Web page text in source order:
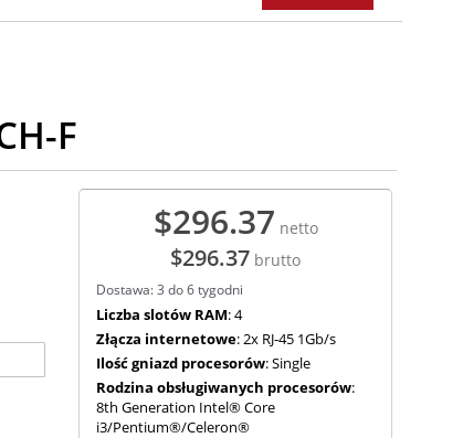
F
$296.37 netto
$296.37 brutto
Dostawa: 3 do 6 tygodni
Liczba slotów RAM: 4
Złącza internetowe: 2x RJ-45 1Gb/s
Ilość gniazd procesorów: Single
Rodzina obsługiwanych procesorów:
8th Generation Intel® Core
i3/Pentium®/Celeron®